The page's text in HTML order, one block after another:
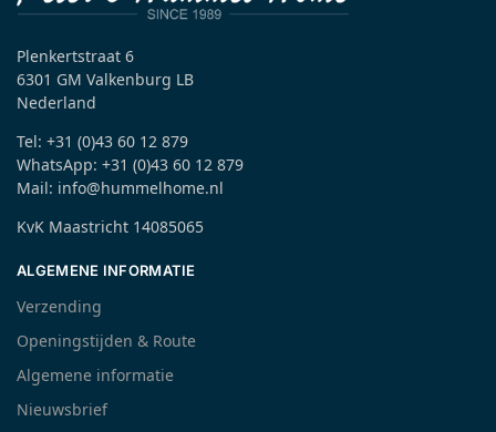
Plenkertstraat 6
6301 GM Valkenburg LB
Nederland
Tel: +31 (0)43 60 12 879
WhatsApp: +31 (0)43 60 12 879
Mail: info@hummelhome.nl
KvK Maastricht 14085065
ALGEMENE INFORMATIE
Verzending
Openingstijden & Route
Algemene informatie
Nieuwsbrief